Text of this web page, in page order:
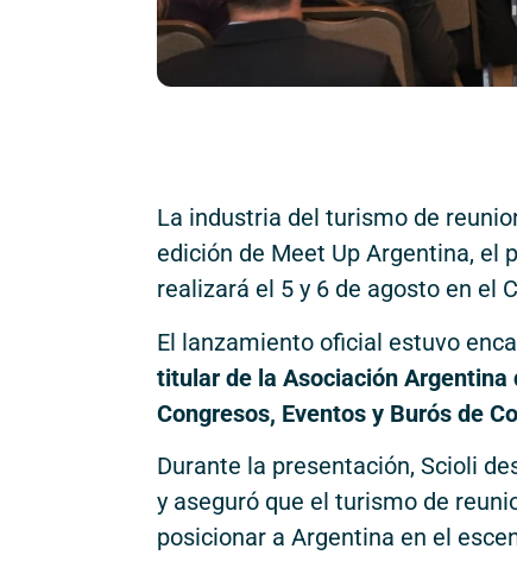
La industria del turismo de
edición de Meet Up Argentina, el
realizará el 5 y 6 de agosto en el
El lanzamiento oficial estuvo
titular de la Asociación Argentina
Congresos, Eventos y Burós de
Durante la presentación, Scioli
y aseguró que el turismo de
posicionar a Argentina en el